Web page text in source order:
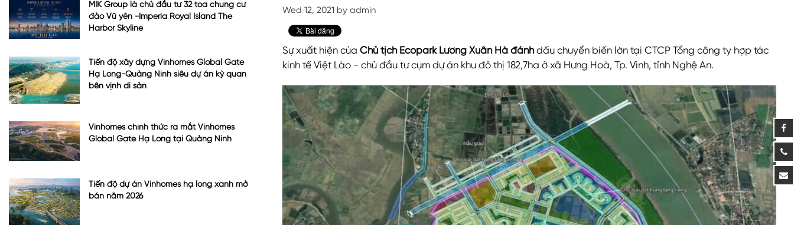
Wed 12, 2021 by admin
Sự xuất hiện của Chủ tịch Ecopark Lương Xuân Hà đánhdấu chuyển biến lớn tại CTCP Tổng công ty hợp tác
kinh tế Việt Lào - chủ đầu tư cụm dự án khu đô thị 182,7ha ở xã Hưng Hoà, Tp. Vinh, tỉnh Nghệ An.
MIK Group là chủ đầu tư 32 tòa chung cư
đảo Vũ yên -Imperia Royal Island The
Harbor Skyline
Tiến độ xây dựng Vinhomes Global Gate
Hạ Long-Quảng Ninh siêu dự án kỳ quan
bên vịnh di sản
Vinhomes chính thức ra mắt Vinhomes
Global Gate Hạ Long tại Quảng Ninh
Tiến độ dự án Vinhomes hạ long xanh mở
bán năm 2026